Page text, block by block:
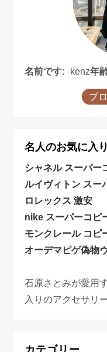
名前です: kenz年
プ
名人のお気に入
シャネル スーパー
ルイヴィトン スー
ロレックス 激安
nike スーパーコピ
モンクレール コピ
オーデマピゲ偽物
石原さとみが愛用
入りのアクセサリー